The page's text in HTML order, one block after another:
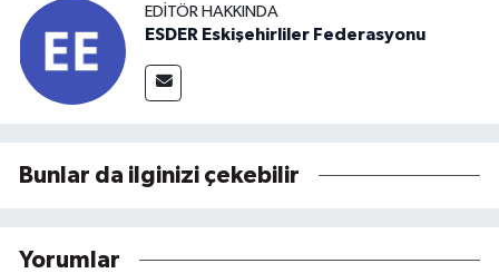
EDITÖR HAKKINDA
ESDER Eskişehirliler Federasyonu
Bunlar da ilginizi çekebilir
Yorumlar